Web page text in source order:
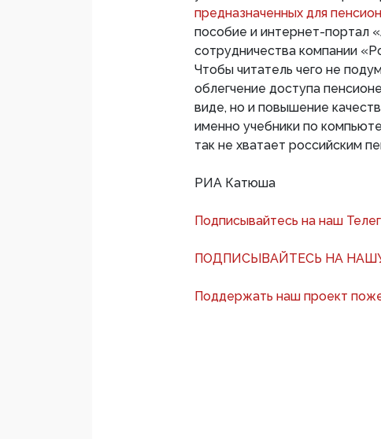
предназначенных для
пособие и интернет-портал
сотрудничества компании
Чтобы читатель чего не
облегчение доступа
виде, но и повышение
именно учебники по
так не хватает российским
РИА Катюша
Подписывайтесь на наш
ПОДПИСЫВАЙТЕСЬ НА
Поддержать наш проект